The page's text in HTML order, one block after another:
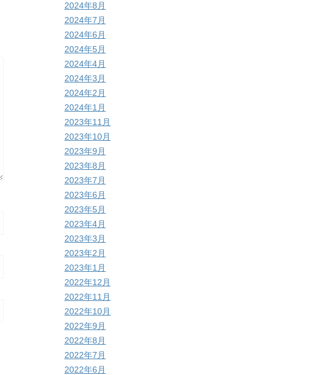
2024年8月
2024年7月
2024年6月
2024年5月
2024年4月
2024年3月
2024年2月
2024年1月
2023年11月
2023年10月
2023年9月
2023年8月
2023年7月
2023年6月
2023年5月
2023年4月
2023年3月
2023年2月
2023年1月
2022年12月
2022年11月
2022年10月
2022年9月
2022年8月
2022年7月
2022年6月